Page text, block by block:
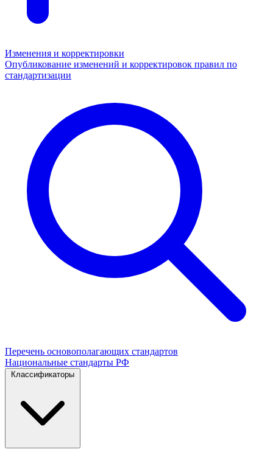
Изменения и корректировки
Опубликование изменений и корректировок правил по
стандартизации
Перечень основополагающих стандартов
Национальные стандарты РФ
Классификаторы